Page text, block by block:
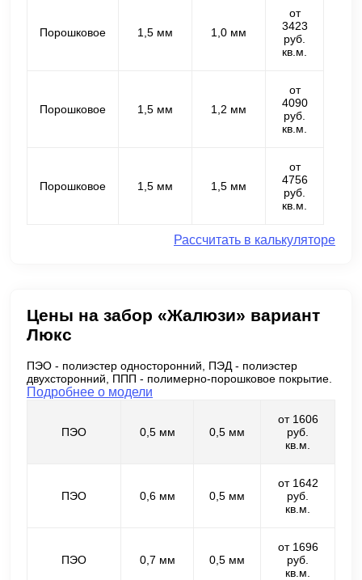
Порошковое 1,5 мм 1,0 мм
от
3423
руб.
кв.м.
Порошковое 1,5 мм 1,2 мм
от
4090
руб.
кв.м.
Порошковое 1,5 мм 1,5 мм
от
4756
руб.
кв.м.
Рассчитать в калькуляторе
Цены на забор «Жалюзи» вариант
Люкс
ПЭО - полиэстер односторонний, ПЭД - полиэстер
двухсторонний, ППП - полимерно-порошковое покрытие.
Подробнее о модели
ПЭО 0,5 мм 0,5 мм
от 1606
руб.
кв.м.
ПЭО 0,6 мм 0,5 мм
от 1642
руб.
кв.м.
ПЭО 0,7 мм 0,5 мм
от 1696
руб.
кв.м.